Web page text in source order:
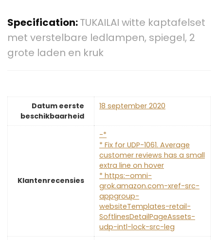
Specification:TUKAILAI witte kaptafelset
met verstelbare ledlampen, spiegel, 2
grote laden en kruk
Datum eerste
beschikbaarheid
18 september 2020
Klantenrecensies
-*
* Fix for UDP-1061. Average
customer reviews has a small
extra line on hover
* https:–omni-
grok.amazon.com-xref-src-
appgroup-
websiteTemplates-retail-
SoftlinesDetailPageAssets-
udp-intl-lock-src-leg